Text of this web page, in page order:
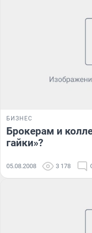
БИЗНЕС
Брокерам и
гайки»?
05.08.2008 3 178